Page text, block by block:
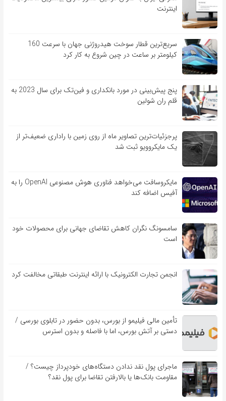
اینترنت
سریع‌ترین قطار سوخت هیدروژنی جهان با سرعت 160
کیلومتر بر ساعت در چین شروع به کار کرد
پنج پیش‌بینی در مورد بانکداری و فین‌تک برای سال 2023 به
قلم ران شولین
پرجزئیات‌ترین تصاویر ماه از روی زمین با راداری ضعیف‌تر از
یک مایکروویو ثبت شد
مایکروسافت می‌خواهد فناوری هوش مصنوعی OpenAI را به
آفیس اضافه کند
سامسونگ نگران کاهش تقاضای جهانی برای محصولات خود
است
انجمن تجارت الکترونیک با ارائه اینترنت طبقاتی مخالفت کرد
تأمین مالی فیلیمو از بورس، بدون حضور در تابلوی بورسی /
دستی بر آتش بورس، اما با فاصله و بدون استرس
ماجرای پول نقد ندادن دستگاه‌های خودپرداز چیست؟ /
مقاومت بانک‌ها یا بالارفتن تقاضا برای پول نقد؟